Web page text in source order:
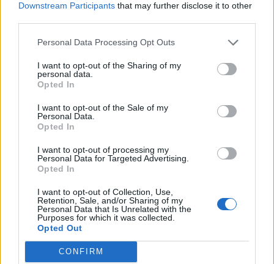
Downstream Participants that may further disclose it to other
Personal Data Processing Opt Outs
I want to opt-out of the Sharing of my
personal data.
Opted In
I want to opt-out of the Sale of my
Personal Data.
Opted In
I want to opt-out of processing my
Personal Data for Targeted Advertising.
Opted In
I want to opt-out of Collection, Use,
Retention, Sale, and/or Sharing of my
Personal Data that Is Unrelated with the
Purposes for which it was collected.
Opted Out
CONFIRM
"Vi har fått nog"
Båstad Ridklubbs styrelse anmälda till polisen efter att allt sålts av.
BÅSTAD 2026-08-04 KL. 10:56
Ridskolan läggs ned – styrelsen skyller på
kommunen